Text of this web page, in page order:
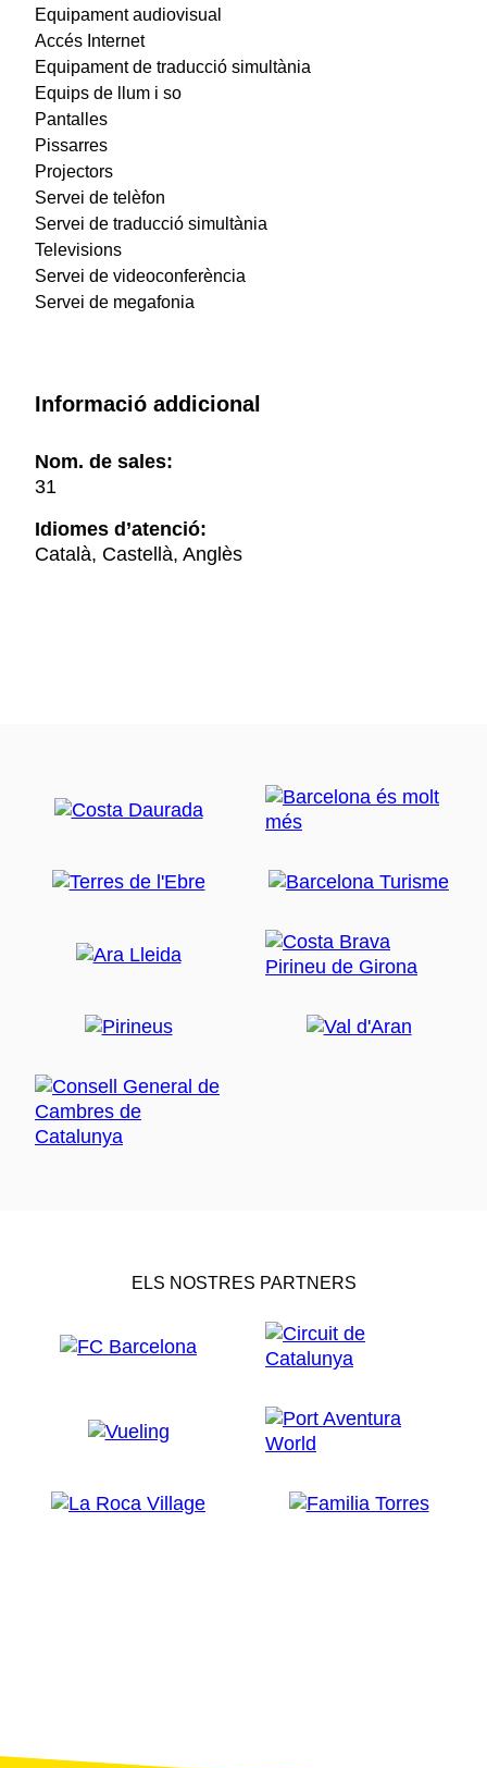
Equipament audiovisual
Accés Internet
Equipament de traducció simultània
Equips de llum i so
Pantalles
Pissarres
Projectors
Servei de telèfon
Servei de traducció simultània
Televisions
Servei de videoconferència
Servei de megafonia
Informació addicional
Nom. de sales:
31
Idiomes d’atenció:
Català, Castellà, Anglès
ELS NOSTRES PARTNERS